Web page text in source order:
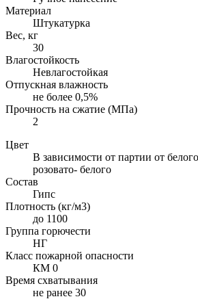
Материал
Штукатурка
Вес, кг
30
Влагостойкость
Невлагостойкая
Отпускная влажность
не более 0,5%
Прочность на сжатие (МПа)
2
Цвет
В зависимости от партии от
розовато- белого
Состав
Гипс
Плотность (кг/м3)
до 1100
Группа горючести
НГ
Класс пожарной опасности
КМ 0
Время схватывания
не ранее 30